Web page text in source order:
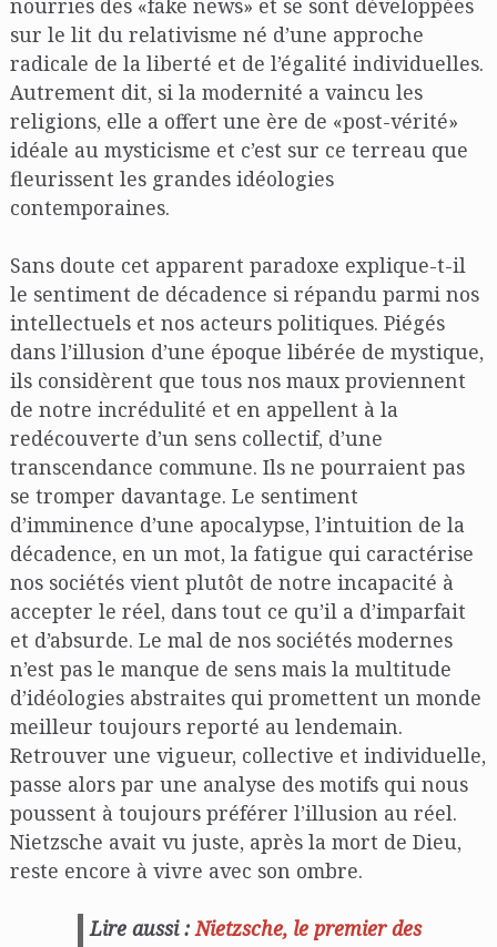
sur le lit du relativisme né d’une approche
radicale de la liberté et de l’égalité individuelles.
Autrement dit, si la modernité a vaincu les
religions, elle a offert une ère de «post-vérité»
idéale au mysticisme et c’est sur ce terreau que
fleurissent les grandes idéologies
contemporaines.
Sans doute cet apparent paradoxe explique-t-il
le sentiment de décadence si répandu parmi nos
intellectuels et nos acteurs politiques. Piégés
dans l’illusion d’une époque libérée de mystique,
ils considèrent que tous nos maux proviennent
de notre incrédulité et en appellent à la
redécouverte d’un sens collectif, d’une
transcendance commune. Ils ne pourraient pas
se tromper davantage. Le sentiment
d’imminence d’une apocalypse, l’intuition de la
décadence, en un mot, la fatigue qui caractérise
nos sociétés vient plutôt de notre incapacité à
accepter le réel, dans tout ce qu’il a d’imparfait
et d’absurde. Le mal de nos sociétés modernes
n’est pas le manque de sens mais la multitude
d’idéologies abstraites qui promettent un monde
meilleur toujours reporté au lendemain.
Retrouver une vigueur, collective et individuelle,
passe alors par une analyse des motifs qui nous
poussent à toujours préférer l’illusion au réel.
Nietzsche avait vu juste, après la mort de Dieu,
reste encore à vivre avec son ombre.
Lire aussi :Nietzsche, le premier des